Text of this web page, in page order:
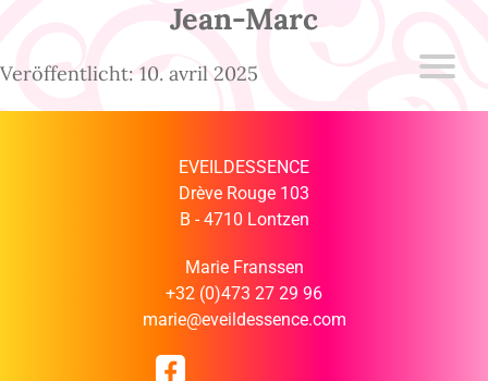
Jean-Marc
Veröffentlicht: 10. avril 2025
EVEILDESSENCE
Drève Rouge 103
B - 4710 Lontzen
Marie Franssen
+32 (0)473 27 29 96
marie@eveildessence.com